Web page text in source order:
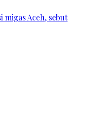
Aceh, sebut